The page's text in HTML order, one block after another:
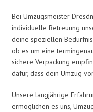
Bei Umzugsmeister
individuelle Betreuung
deine speziellen
ob es um eine
sichere Verpackung
dafür, dass dein Umzug
Unsere langjährige
ermöglichen es uns,